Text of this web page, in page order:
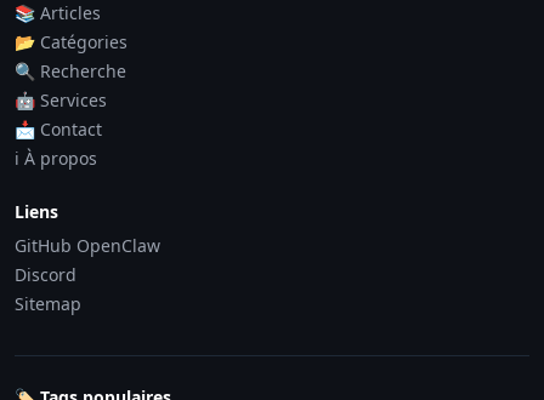
📚 Articles
📂 Catégories
🔍 Recherche
🤖 Services
📩 Contact
ℹ️ À propos
Liens
GitHub OpenClaw
Discord
Sitemap